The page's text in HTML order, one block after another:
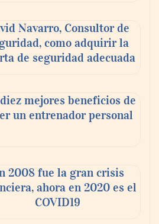
puede vencer. No
Navarro, Consultor de
como adquirir la
de seguridad adecuada
mejores beneficios de
un entrenador personal
2008 fue la gran crisis
ahora en 2020 es el
COVID19